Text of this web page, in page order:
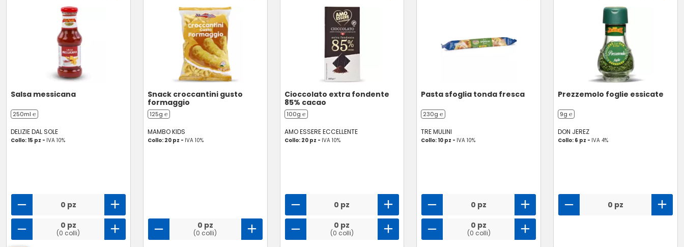
Salsa messicana
250ml ℮
DELIZIE DAL SOLE
Collo: 15 pz - IVA 10%
0 pz
0 pz
(0 colli)
Snack croccantini gusto
formaggio
125g ℮
MAMBO KIDS
Collo: 20 pz - IVA 10%
0 pz
(0 colli)
Cioccolato extra fondente
85% cacao
100g ℮
AMO ESSERE ECCELLENTE
Collo: 20 pz - IVA 10%
0 pz
0 pz
(0 colli)
Pasta sfoglia tonda fresca
230g ℮
TRE MULINI
Collo: 10 pz - IVA 10%
0 pz
0 pz
(0 colli)
Prezzemolo foglie essicate
9g ℮
DON JEREZ
Collo: 6 pz - IVA 4%
0 pz